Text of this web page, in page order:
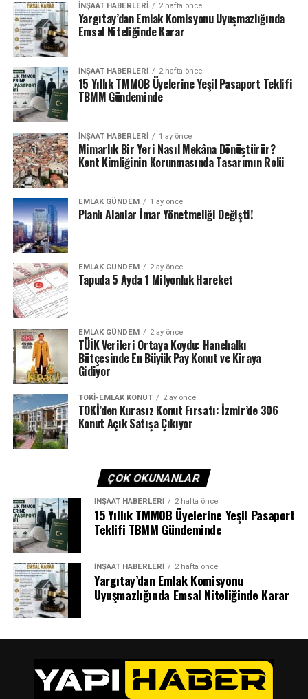
İNŞAAT HABERLERI 2 hafta önce
Yargıtay’dan Emlak Komisyonu Uyuşmazlığında
Emsal Niteliğinde Karar
İNŞAAT HABERLERI 2 hafta önce
15 Yıllık TMMOB Üyelerine Yeşil Pasaport Teklifi
TBMM Gündeminde
İNŞAAT HABERLERI 1 ay önce
Mimarlık Bir Yeri Nasıl Mekâna Dönüştürür?
Kent Kimliğinin Korunmasında Tasarımın Rolü
EMLAK GÜNDEM 1 ay önce
Planlı Alanlar İmar Yönetmeliği Değişti!
EMLAK GÜNDEM 2 ay önce
Tapuda 5 Ayda 1 Milyonluk Hareket
EMLAK GÜNDEM 2 ay önce
TÜİK Verileri Ortaya Koydu: Hanehalkı
Bütçesinde En Büyük Pay Konut ve Kiraya
Gidiyor
TOKI-EMLAK KONUT 2 ay önce
TOKİ’den Kurasız Konut Fırsatı: İzmir’de 306
Konut Açık Satışa Çıkıyor
ÇOK OKUNANLAR
İNŞAAT HABERLERI 2 hafta önce
15 Yıllık TMMOB Üyelerine Yeşil Pasaport
Teklifi TBMM Gündeminde
İNŞAAT HABERLERI 2 hafta önce
Yargıtay’dan Emlak Komisyonu
Uyuşmazlığında Emsal Niteliğinde Karar